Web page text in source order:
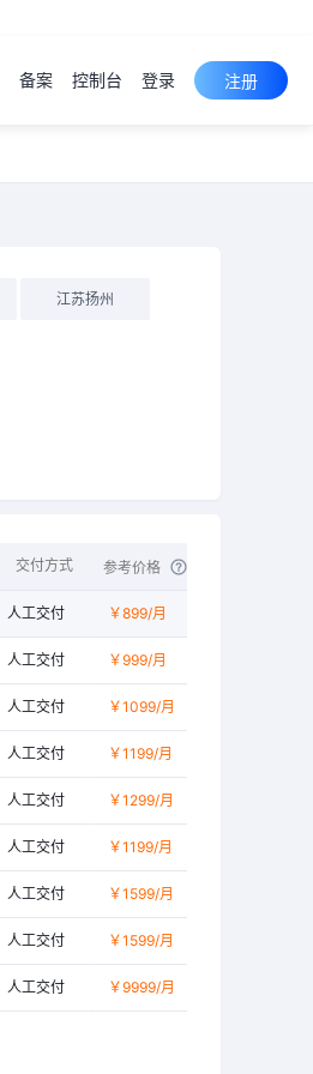
备案 控制台 登录 注册
江苏扬州
交付方式 参考价格
人工交付 ￥899/月
人工交付 ￥999/月
人工交付 ￥1099/月
人工交付 ￥1199/月
人工交付 ￥1299/月
人工交付 ￥1199/月
人工交付 ￥1599/月
人工交付 ￥1599/月
人工交付 ￥9999/月